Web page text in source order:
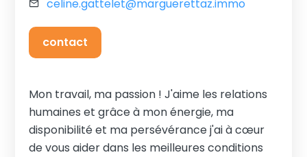
celine.gattelet@marguerettaz.immo
contact
Mon travail, ma passion ! J'aime les relations
humaines et grâce à mon énergie, ma
disponibilité et ma persévérance j'ai à cœur
de vous aider dans les meilleures conditions